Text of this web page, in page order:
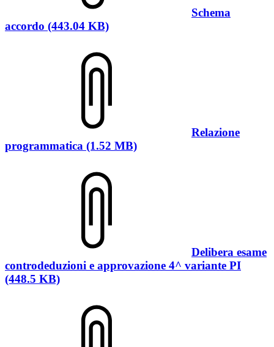
Schema
accordo (443.04 KB)
Relazione
programmatica (1.52 MB)
Delibera esame
controdeduzioni e approvazione 4^ variante PI
(448.5 KB)